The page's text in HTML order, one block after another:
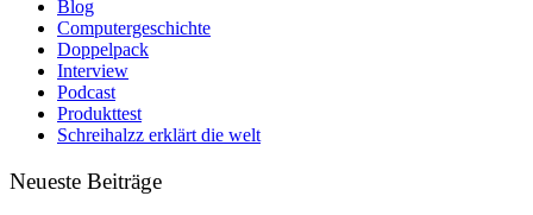
Blog
Computergeschichte
Doppelpack
Interview
Podcast
Produkttest
Schreihalzz erklärt die welt
Neueste Beiträge